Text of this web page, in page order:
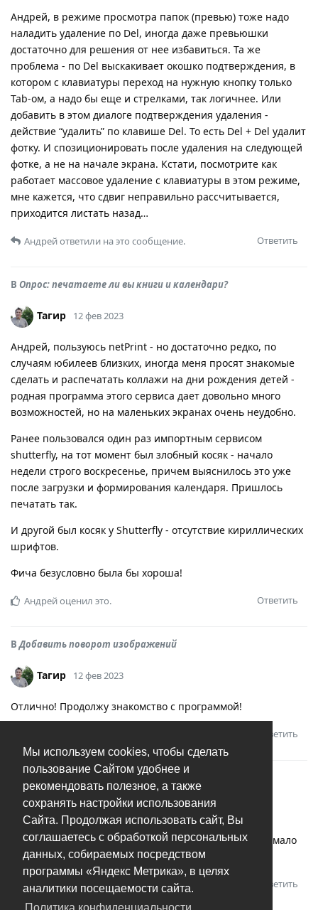
Мы используем cookies, чтобы сделать
пользование Сайтом удобнее и
рекомендовать полезное, а также
сохранять настройки использования
Сайта. Продолжая использовать сайт, Вы
соглашаетесь с обработкой персональных
данных, собираемых посредством
программы «Яндекс Метрика», в целях
аналитики посещаемости сайта.
Андрей, в режиме просмотра папок (превью) тоже надо
наладить удаление по Del, иногда даже превьюшки
достаточно для решения от нее избавиться. Та же
проблема - по Del выскакивает окошко подтверждения, в
котором с клавиатуры переход на нужную кнопку только
Tab-ом, а надо бы еще и стрелками, так логичнее. Или
добавить в этом диалоге подтверждения удаления -
действие “удалить” по клавише Del. То есть Del + Del удалит
фотку. И спозиционировать после удаления на следующей
фотке, а не на начале экрана. Кстати, посмотрите как
работает массовое удаление с клавиатуры в этом режиме,
мне кажется, что сдвиг неправильно рассчитывается,
приходится листать назад…
Ответить
Андрейответили на это сообщение.
В Опрос: печатаете ли вы книги и календари?
Тагир 12 фев 2023
Андрей, пользуюсь netPrint - но достаточно редко, по
случаям юбилеев близких, иногда меня просят знакомые
сделать и распечатать коллажи на дни рождения детей -
родная программа этого сервиса дает довольно много
возможностей, но на маленьких экранах очень неудобно.
Ранее пользовался один раз импортным сервисом
shutterfly, на тот момент был злобный косяк - начало
недели строго воскресенье, причем выяснилось это уже
после загрузки и формирования календаря. Пришлось
печатать так.
И другой был косяк у Shutterfly - отсутствие кириллических
шрифтов.
Фича безусловно была бы хороша!
Ответить
Андрейоценил это.
ВДобавить поворот изображений
Тагир 12 фев 2023
Отлично! Продолжу знакомство с программой!
Ответить
Добавить поворот изображений
Тагир 20 июл 2022
Собственно, сабж. В моем архиве с 2003 года есть немало
фото, которые нуждаются в повороте.
Ответить
АндрейиTim Souersоценили это.